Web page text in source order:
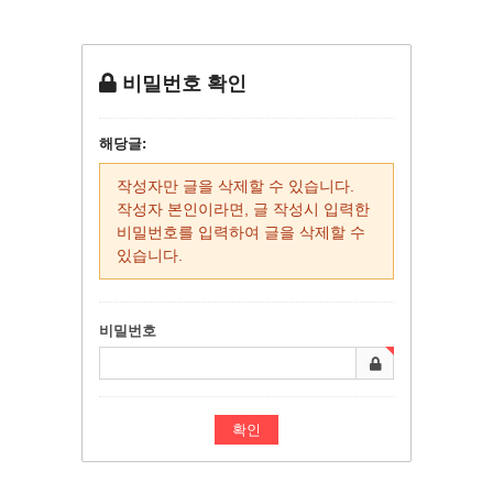
비밀번호 확인
해당글:
작성자만 글을 삭제할 수 있습니다.
작성자 본인이라면, 글 작성시 입력한
비밀번호를 입력하여 글을 삭제할 수
있습니다.
비밀번호